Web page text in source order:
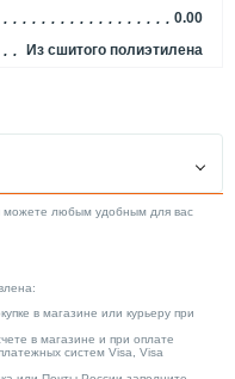
0.00
Из сшитого полиэтилена
50 мм
Трубы и фитинги
можете любым удобным для вас
в магазине или курьеру при
в магазине и при оплате
систем Visa, Visa